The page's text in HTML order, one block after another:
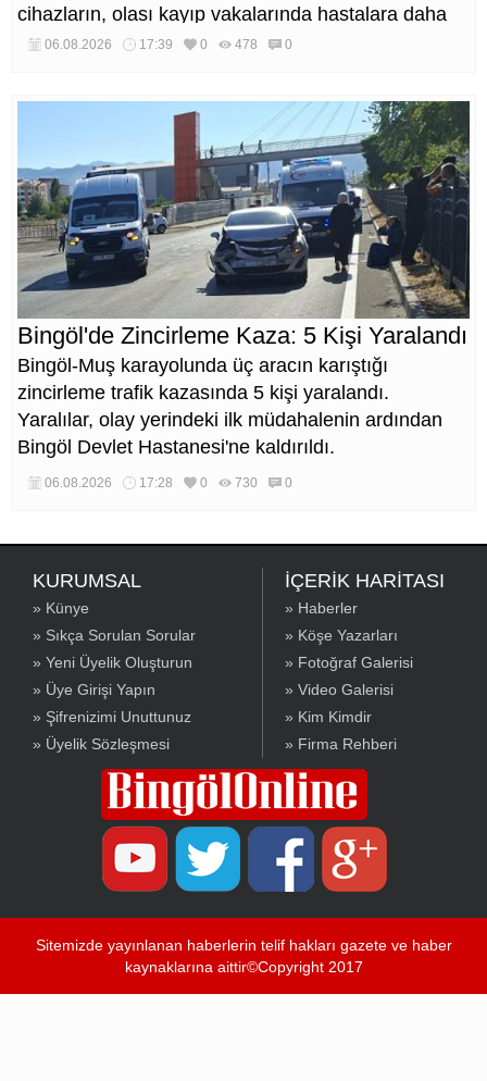
cihazların, olası kayıp vakalarında hastalara daha
kısa sürede ulaşılmasını sağlaması hedefleniyor.
06.08.2026 17:39 0 478 0
Bingöl'de Zincirleme Kaza: 5 Kişi Yaralandı
Bingöl-Muş karayolunda üç aracın karıştığı
zincirleme trafik kazasında 5 kişi yaralandı.
Yaralılar, olay yerindeki ilk müdahalenin ardından
Bingöl Devlet Hastanesi'ne kaldırıldı.
06.08.2026 17:28 0 730 0
KURUMSAL
» Künye
» Sıkça Sorulan Sorular
» Yeni Üyelik Oluşturun
» Üye Girişi Yapın
» Şifrenizimi Unuttunuz
» Üyelik Sözleşmesi
İÇERİK HARİTASI
» Haberler
» Köşe Yazarları
» Fotoğraf Galerisi
» Video Galerisi
» Kim Kimdir
» Firma Rehberi
Sitemizde yayınlanan haberlerin telif hakları gazete ve haber
kaynaklarına aittir©Copyright 2017